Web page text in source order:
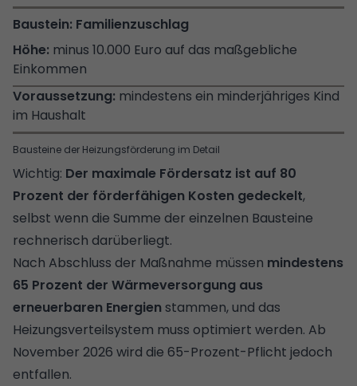
Bausteine der Heizungsförderung im Detail
Familienzuschlag
minus 10.000 Euro auf das maßgebliche
Einkommen
mindestens ein minderjähriges Kind
im Haushalt
Wichtig: Der maximale Fördersatz ist auf 80
Prozent der förderfähigen Kosten gedeckelt,
selbst wenn die Summe der einzelnen Bausteine
rechnerisch darüberliegt.
Nach Abschluss der Maßnahme müssen mindestens
65 Prozent der Wärmeversorgung aus
erneuerbaren Energien stammen, und das
Heizungsverteilsystem muss optimiert werden. Ab
November 2026 wird die 65-Prozent-Pflicht jedoch
entfallen.